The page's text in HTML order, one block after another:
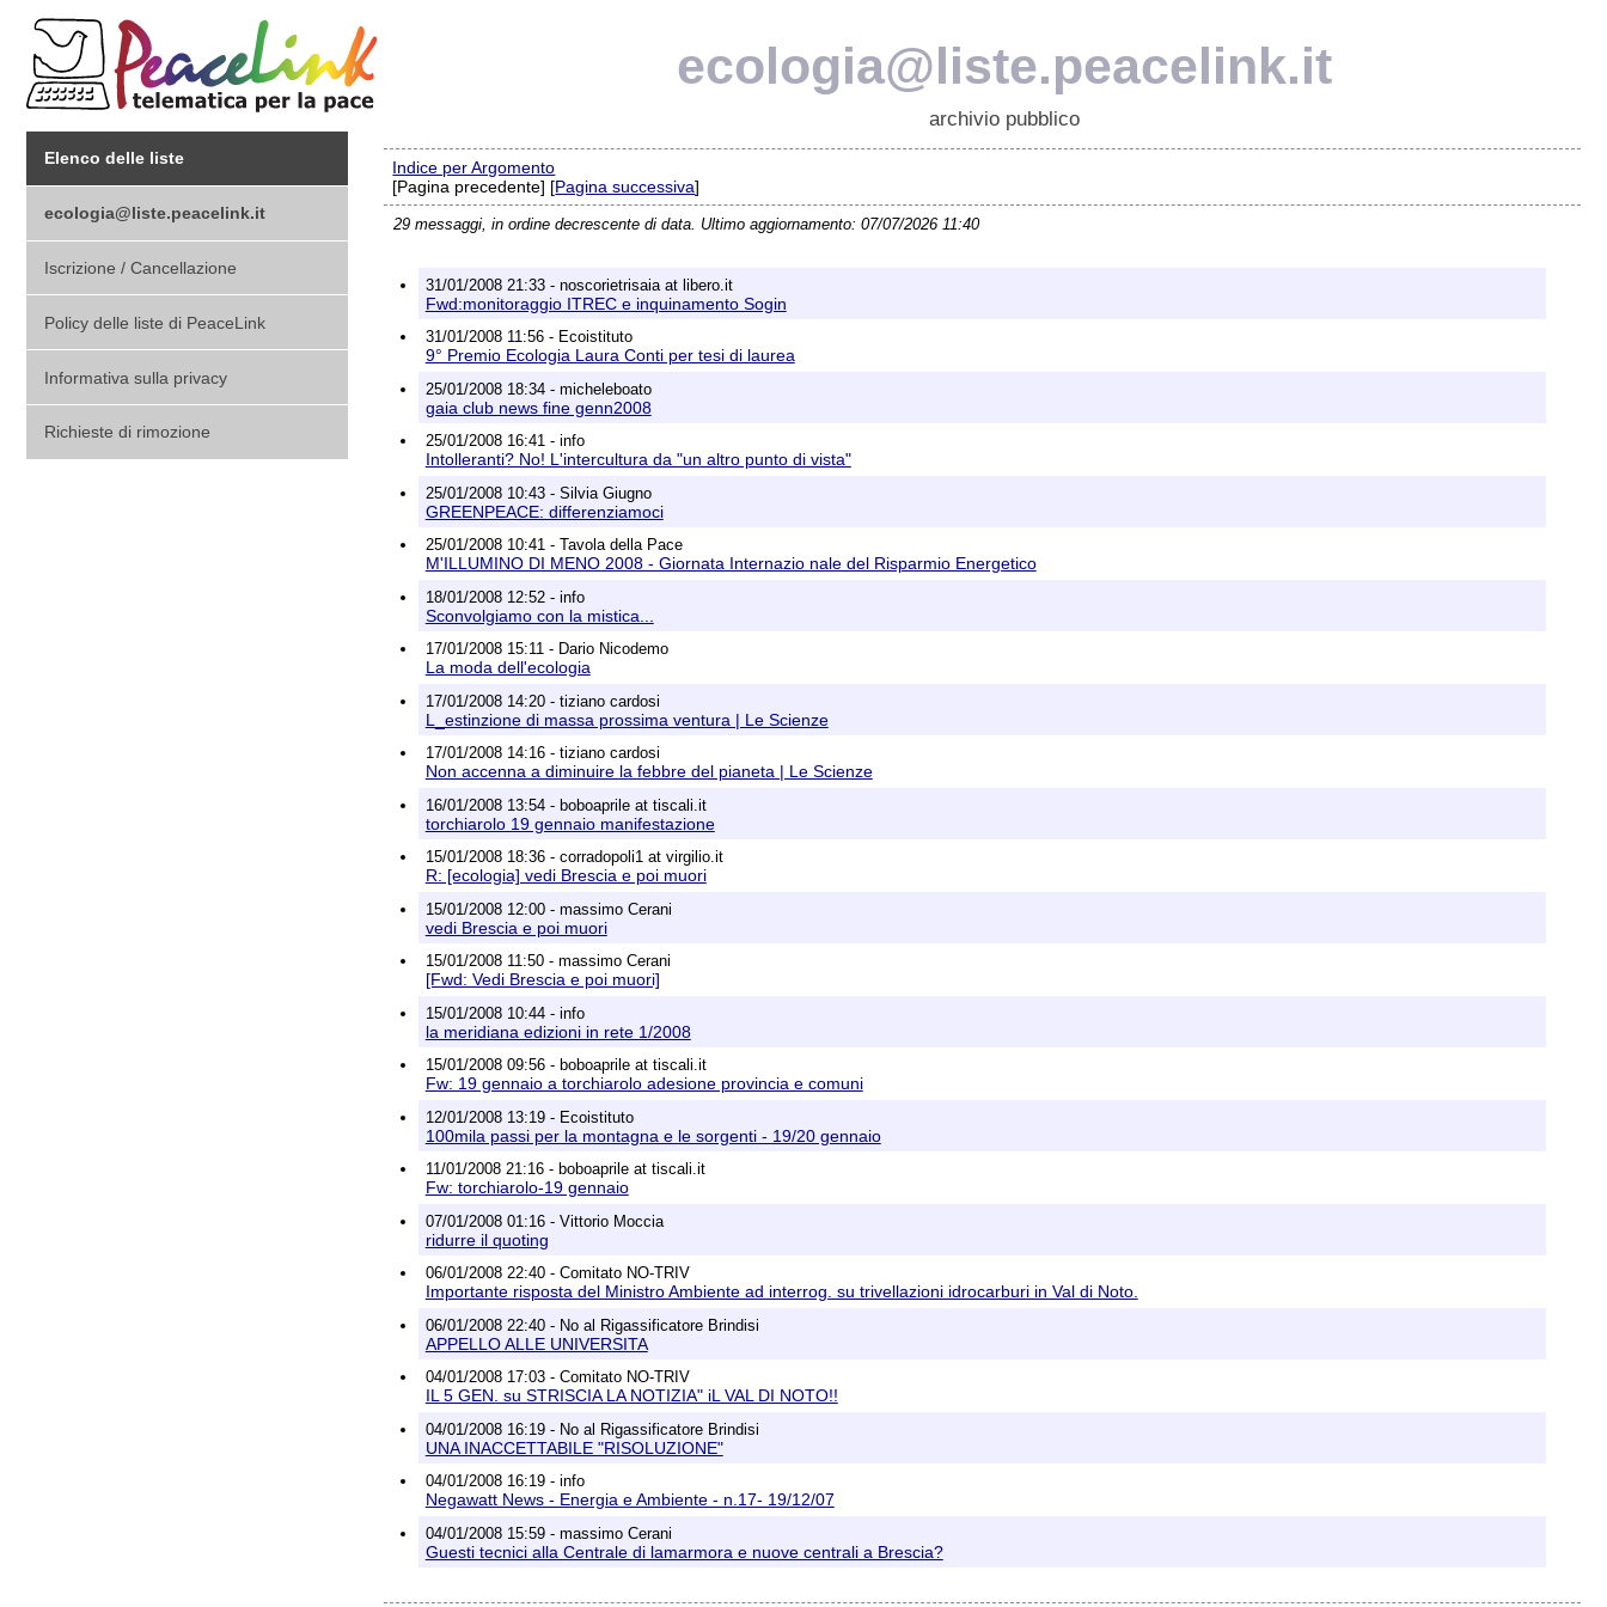
ecologia@liste.peacelink.it
archivio pubblico
Elenco delle liste
ecologia@liste.peacelink.it
Iscrizione / Cancellazione
Policy delle liste di PeaceLink
Informativa sulla privacy
Richieste di rimozione
Indice per Argomento
[Pagina precedente] [Pagina successiva]
29 messaggi, in ordine decrescente di data. Ultimo aggiornamento: 07/07/2026 11:40
31/01/2008 21:33 - noscorietrisaia at libero.it
Fwd:monitoraggio ITREC e inquinamento Sogin
31/01/2008 11:56 - Ecoistituto
9° Premio Ecologia Laura Conti per tesi di laurea
25/01/2008 18:34 - micheleboato
gaia club news fine genn2008
25/01/2008 16:41 - info
Intolleranti? No! L'intercultura da "un altro punto di vista"
25/01/2008 10:43 - Silvia Giugno
GREENPEACE: differenziamoci
25/01/2008 10:41 - Tavola della Pace
M'ILLUMINO DI MENO 2008 - Giornata Internazio nale del Risparmio Energetico
18/01/2008 12:52 - info
Sconvolgiamo con la mistica...
17/01/2008 15:11 - Dario Nicodemo
La moda dell'ecologia
17/01/2008 14:20 - tiziano cardosi
L_estinzione di massa prossima ventura | Le Scienze
17/01/2008 14:16 - tiziano cardosi
Non accenna a diminuire la febbre del pianeta | Le Scienze
16/01/2008 13:54 - boboaprile at tiscali.it
torchiarolo 19 gennaio manifestazione
15/01/2008 18:36 - corradopoli1 at virgilio.it
R: [ecologia] vedi Brescia e poi muori
15/01/2008 12:00 - massimo Cerani
vedi Brescia e poi muori
15/01/2008 11:50 - massimo Cerani
[Fwd: Vedi Brescia e poi muori]
15/01/2008 10:44 - info
la meridiana edizioni in rete 1/2008
15/01/2008 09:56 - boboaprile at tiscali.it
Fw: 19 gennaio a torchiarolo adesione provincia e comuni
12/01/2008 13:19 - Ecoistituto
100mila passi per la montagna e le sorgenti - 19/20 gennaio
11/01/2008 21:16 - boboaprile at tiscali.it
Fw: torchiarolo-19 gennaio
07/01/2008 01:16 - Vittorio Moccia
ridurre il quoting
06/01/2008 22:40 - Comitato NO-TRIV
Importante risposta del Ministro Ambiente ad interrog. su trivellazioni idrocarburi in Val di Noto.
06/01/2008 22:40 - No al Rigassificatore Brindisi
APPELLO ALLE UNIVERSITA
04/01/2008 17:03 - Comitato NO-TRIV
IL 5 GEN. su STRISCIA LA NOTIZIA" iL VAL DI NOTO!!
04/01/2008 16:19 - No al Rigassificatore Brindisi
UNA INACCETTABILE "RISOLUZIONE"
04/01/2008 16:19 - info
Negawatt News - Energia e Ambiente - n.17- 19/12/07
04/01/2008 15:59 - massimo Cerani
Guesti tecnici alla Centrale di lamarmora e nuove centrali a Brescia?